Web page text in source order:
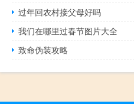
过年回农村接父母好吗
我们在哪里过春节图片大全
致命伪装攻略